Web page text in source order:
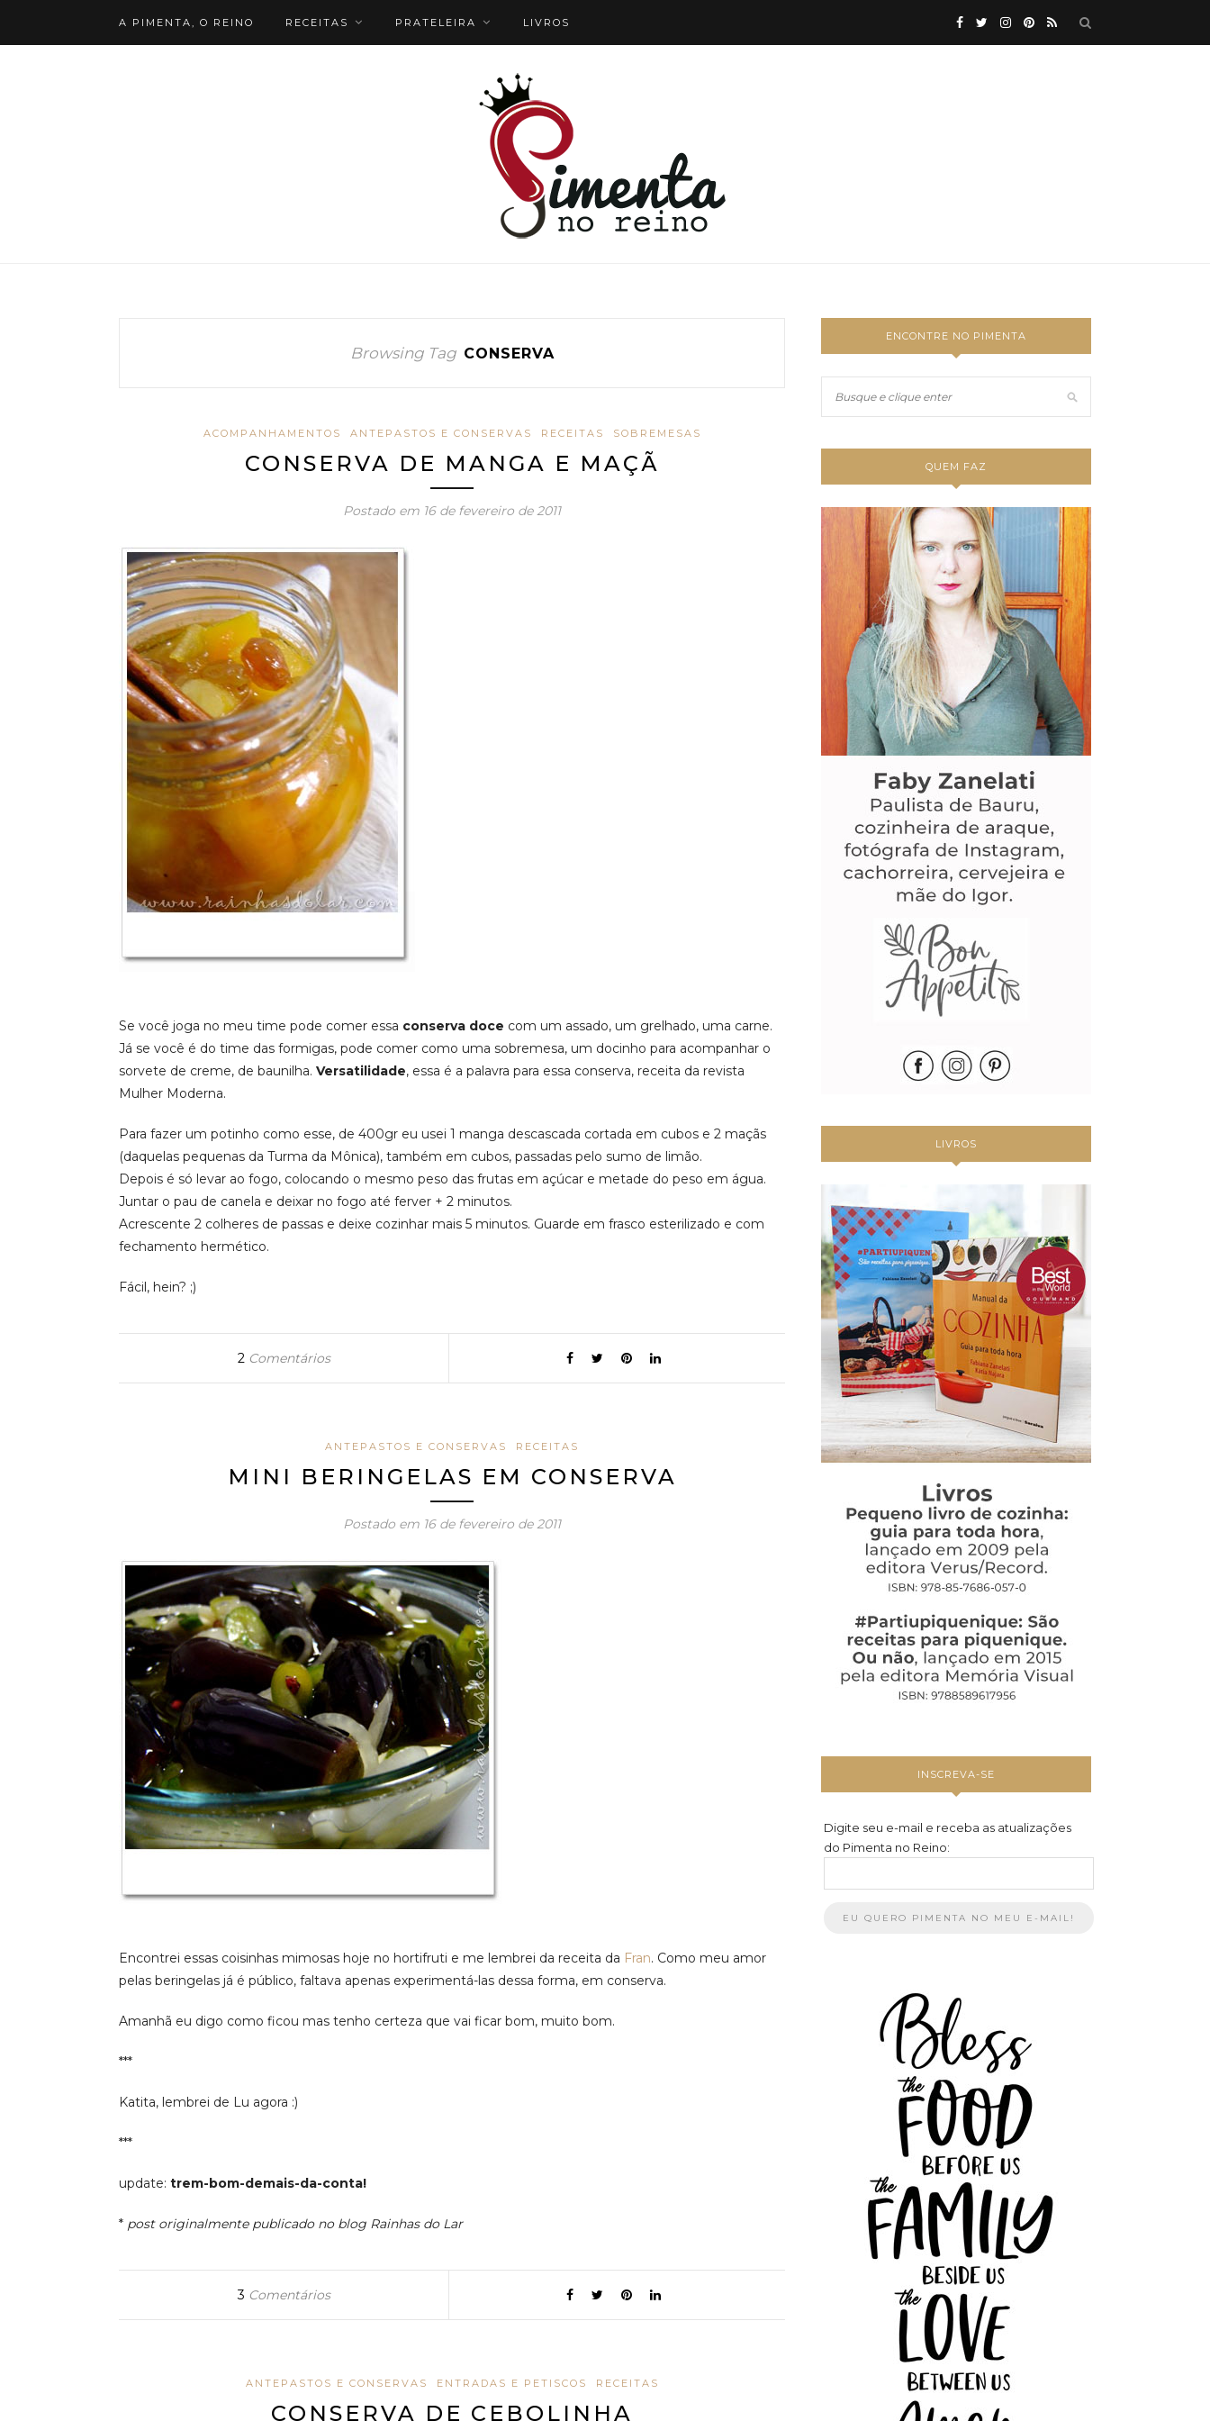
A PIMENTA, O REINO RECEITAS PRATELEIRA LIVROS
Browsing Tag CONSERVA
ACOMPANHAMENTOS ANTEPASTOS E CONSERVAS RECEITAS SOBREMESAS
CONSERVA DE MANGA E MAÇÃ
Postado em 16 de fevereiro de 2011
Se você joga no meu time pode comer essa conserva doce com um assado, um grelhado, uma carne.
Já se você é do time das formigas, pode comer como uma sobremesa, um docinho para acompanhar o
sorvete de creme, de baunilha. Versatilidade, essa é a palavra para essa conserva, receita da revista
Mulher Moderna.
Para fazer um potinho como esse, de 400gr eu usei 1 manga descascada cortada em cubos e 2 maçãs
(daquelas pequenas da Turma da Mônica), também em cubos, passadas pelo sumo de limão.
Depois é só levar ao fogo, colocando o mesmo peso das frutas em açúcar e metade do peso em água.
Juntar o pau de canela e deixar no fogo até ferver + 2 minutos.
Acrescente 2 colheres de passas e deixe cozinhar mais 5 minutos. Guarde em frasco esterilizado e com
fechamento hermético.
Fácil, hein? ;)
2Comentários
ANTEPASTOS E CONSERVAS RECEITAS
MINI BERINGELAS EM CONSERVA
Postado em 16 de fevereiro de 2011
Encontrei essas coisinhas mimosas hoje no hortifruti e me lembrei da receita da Fran. Como meu amor
pelas beringelas já é público, faltava apenas experimentá-las dessa forma, em conserva.
Amanhã eu digo como ficou mas tenho certeza que vai ficar bom, muito bom.
***
Katita, lembrei de Lu agora :)
***
update: trem-bom-demais-da-conta!
* post originalmente publicado no blog Rainhas do Lar
3 Comentários
ANTEPASTOS E CONSERVAS ENTRADAS E PETISCOS RECEITAS
CONSERVA DE CEBOLINHA
ENCONTRE NO PIMENTA
QUEM FAZ
LIVROS
INSCREVA-SE
Digite seu e-mail e receba as atualizações
do Pimenta no Reino: